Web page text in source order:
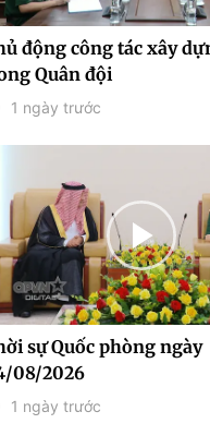
động công tác xây
Quân đội
1 ngày trước
sự Quốc phòng ngày
08/2026
1 ngày trước